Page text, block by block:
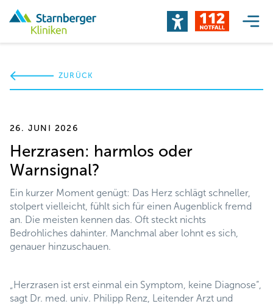
ZURÜCK
26. JUNI 2026
Herzrasen: harmlos oder
Warnsignal?
Ein kurzer Moment genügt: Das Herz schlägt schneller,
stolpert vielleicht, fühlt sich für einen Augenblick fremd
an. Die meisten kennen das. Oft steckt nichts
Bedrohliches dahinter. Manchmal aber lohnt es sich,
genauer hinzuschauen.
„Herzrasen ist erst einmal ein Symptom, keine Diagnose“,
sagt Dr. med. univ. Philipp Renz, Leitender Arzt und